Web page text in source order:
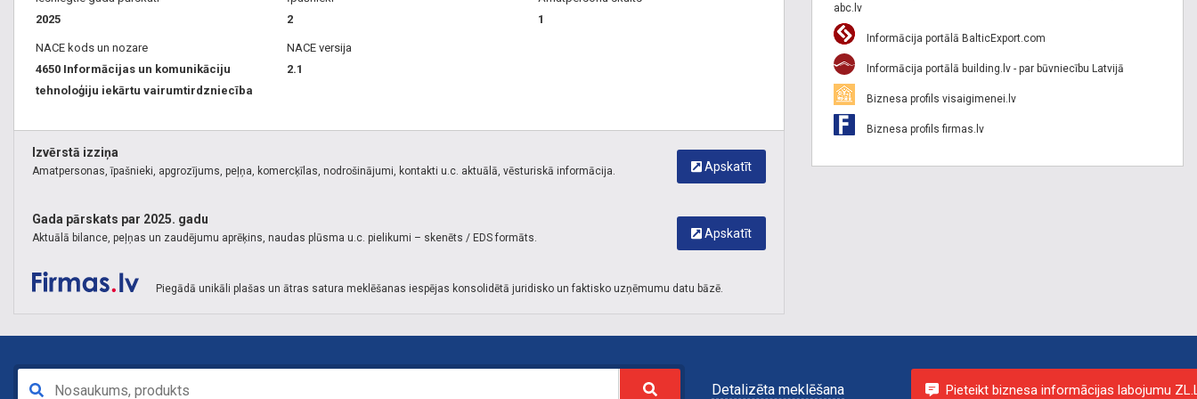
infrasarkanās gaismas prožektori, parkošanās sistēmas,
Čiekurkalns,Apsardzes sistēmas Čiekurkalns,Drošības
Piekļuves kontroles sistēmas
Čiekurkalns
2025
2
1
NACE kods un nozare
4650 Informācijas un komunikāciju
tehnoloģiju iekārtu vairumtirdzniecība
NACE versija
2.1
Apskatīt
Izvērstā izziņa
Amatpersonas, īpašnieki, apgrozījums, peļņa, komercķīlas, nodrošinājumi, kontakti u.c. aktuālā, vēsturiskā informācija.
Apskatīt
Gada pārskats par 2025. gadu
Aktuālā bilance, peļņas un zaudējumu aprēķins, naudas plūsma u.c. pielikumi – skenēts / EDS formāts.
Piegādā unikāli plašas un ātras satura meklēšanas iespējas konsolidētā juridisko un faktisko uzņēmumu datu bāzē.
abc.lv
Informācija portālā BalticExport.com
Informācija portālā building.lv - par būvniecību Latvijā
Biznesa profils visaigimenei.lv
Biznesa profils firmas.lv
Detalizēta meklēšana Pieteikt biznesa informācijas labojumu